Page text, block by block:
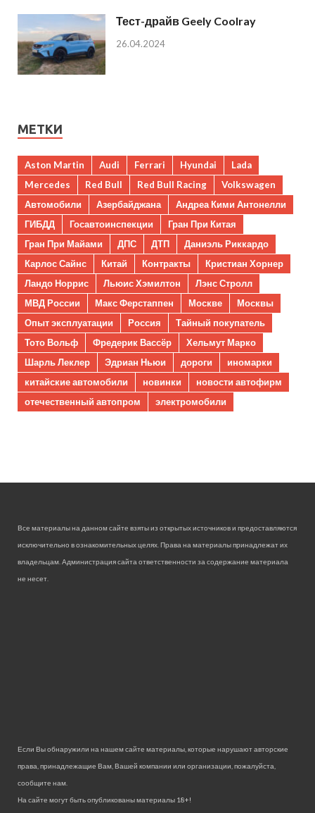
Тест-драйв Geely Coolray
26.04.2024
МЕТКИ
Aston Martin Audi Ferrari Hyundai
Lada
Mercedes
Red Bull Red Bull Racing
Volkswagen
Автомобили
Азербайджана
Андреа Кими Антонелли
ГИБДД
Госавтоинспекции
Гран При Китая
Гран При Майами
ДПС ДТП
Даниэль Риккардо
Карлос Сайнс
Китай Контракты
Кристиан Хорнер
Ландо Норрис
Льюис Хэмилтон
Лэнс Стролл
МВД России
Макс Ферстаппен Москве
Москвы
Опыт эксплуатации
Россия
Тайный покупатель
Тото Вольф
Фредерик Вассёр
Хельмут Марко
Шарль Леклер
Эдриан Ньюи дороги
иномарки
китайские автомобили
новинки
новости автофирм
отечественный автопром
электромобили
Все материалы на данном сайте взяты из открытых источников и предоставляются
исключительно в ознакомительных целях. Права на материалы принадлежат их
владельцам. Администрация сайта ответственности за содержание материала
не несет.
Если Вы обнаружили на нашем сайте материалы, которые нарушают авторские
права, принадлежащие Вам, Вашей компании или организации, пожалуйста,
сообщите нам.
На сайте могут быть опубликованы материалы 18+!